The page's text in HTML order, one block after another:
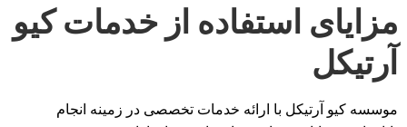
مزایای استفاده از خدمات کیو
آرتیکل
موسسه کیو آرتیکل با ارائه خدمات تخصصی در زمینه انجام